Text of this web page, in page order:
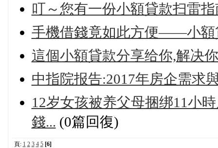
叮～您有一份小額貸款扫雷
手機借錢竟如此方便——小額
這個小額貸款分享给你,解决
中指院报告:2017年房企需求
12岁女孩被养父母捆绑11小
錢... (0篇回復)
頁: 1 2 3 4 5 [6]